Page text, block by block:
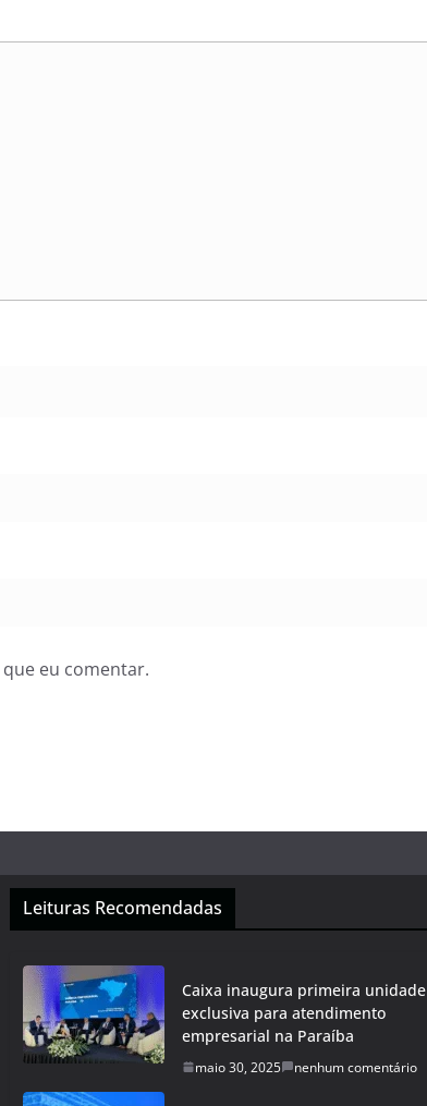
eu comentar.
Leituras Recomendadas
Caixa inaugura primeira unidade
exclusiva para atendimento
empresarial na Paraíba
maio 30, 2025 nenhum comentário